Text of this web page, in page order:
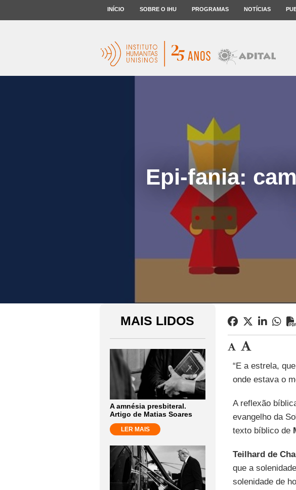
INÍCIO SOBRE O IHU PROGRAMAS NOTÍCIAS
Epi-fania:
MAIS LIDOS
A amnésia presbiteral.
Artigo de Matias Soares
LER MAIS
“E a estrela,
onde estava o
A reflexão
evangelho da
texto bíblico de
Teilhard de
que a
solenidade de